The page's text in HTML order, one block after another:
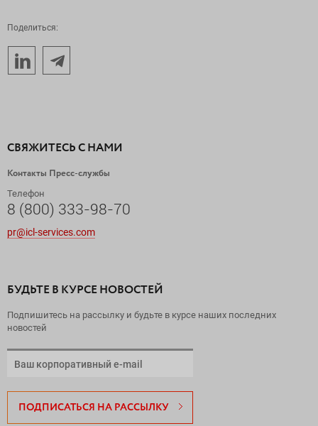
Поделиться:
СВЯЖИТЕСЬ С НАМИ
Контакты Пресс-службы
Телефон
8 (800) 333-98-70
pr@icl-services.com
БУДЬТЕ В КУРСЕ НОВОСТЕЙ
Подпишитесь на рассылку и будьте в курсе наших последних
новостей
ПОДПИСАТЬСЯ НА РАССЫЛКУ